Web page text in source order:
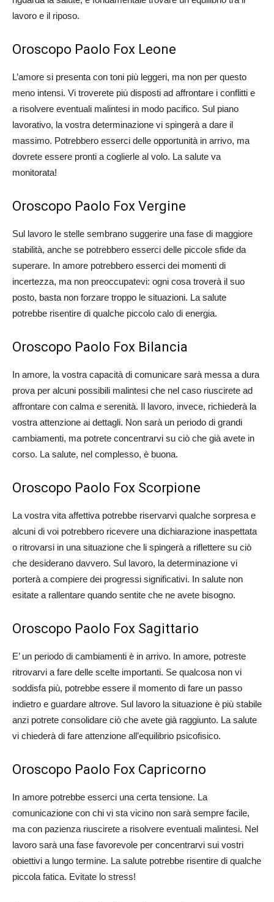
lavoro e il riposo.
Oroscopo Paolo Fox Leone
L’amore si presenta con toni più leggeri, ma non per questo
meno intensi. Vi troverete più disposti ad affrontare i conflitti e
a risolvere eventuali malintesi in modo pacifico. Sul piano
lavorativo, la vostra determinazione vi spingerà a dare il
massimo. Potrebbero esserci delle opportunità in arrivo, ma
dovrete essere pronti a coglierle al volo. La salute va
monitorata!
Oroscopo Paolo Fox Vergine
Sul lavoro le stelle sembrano suggerire una fase di maggiore
stabilità, anche se potrebbero esserci delle piccole sfide da
superare. In amore potrebbero esserci dei momenti di
incertezza, ma non preoccupatevi: ogni cosa troverà il suo
posto, basta non forzare troppo le situazioni. La salute
potrebbe risentire di qualche piccolo calo di energia.
Oroscopo Paolo Fox Bilancia
In amore, la vostra capacità di comunicare sarà messa a dura
prova per alcuni possibili malintesi che nel caso riuscirete ad
affrontare con calma e serenità. Il lavoro, invece, richiederà la
vostra attenzione ai dettagli. Non sarà un periodo di grandi
cambiamenti, ma potrete concentrarvi su ciò che già avete in
corso. La salute, nel complesso, è buona.
Oroscopo Paolo Fox Scorpione
La vostra vita affettiva potrebbe riservarvi qualche sorpresa e
alcuni di voi potrebbero ricevere una dichiarazione inaspettata
o ritrovarsi in una situazione che li spingerà a riflettere su ciò
che desiderano davvero. Sul lavoro, la determinazione vi
porterà a compiere dei progressi significativi. In salute non
esitate a rallentare quando sentite che ne avete bisogno.
Oroscopo Paolo Fox Sagittario
E’ un periodo di cambiamenti è in arrivo. In amore, potreste
ritrovarvi a fare delle scelte importanti. Se qualcosa non vi
soddisfa più, potrebbe essere il momento di fare un passo
indietro e guardare altrove. Sul lavoro la situazione è più stabile
anzi potrete consolidare ciò che avete già raggiunto. La salute
vi chiederà di fare attenzione all’equilibrio psicofisico.
Oroscopo Paolo Fox Capricorno
In amore potrebbe esserci una certa tensione. La
comunicazione con chi vi sta vicino non sarà sempre facile,
ma con pazienza riuscirete a risolvere eventuali malintesi. Nel
lavoro sarà una fase favorevole per concentrarvi sui vostri
obiettivi a lungo termine. La salute potrebbe risentire di qualche
piccola fatica. Evitate lo stress!